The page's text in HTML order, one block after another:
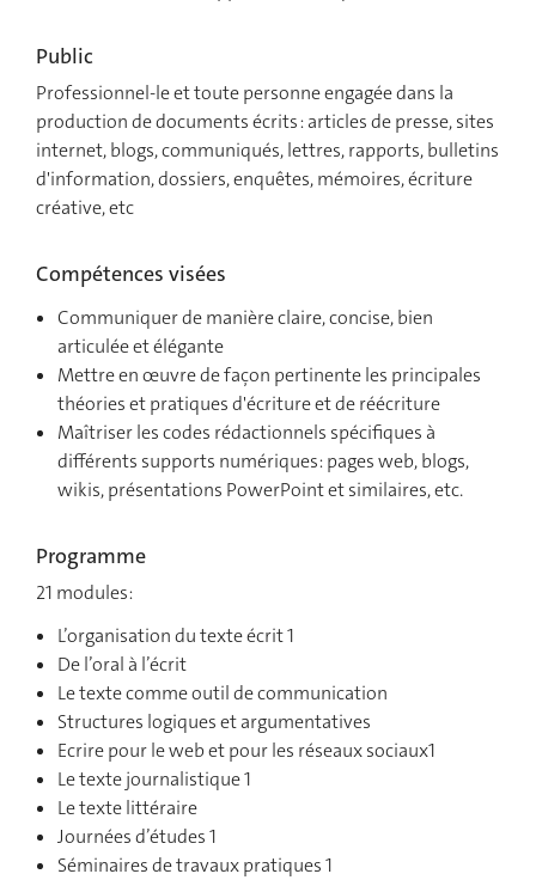
Public
Professionnel-le et toute personne engagée dans la
production de documents écrits : articles de presse, sites
internet, blogs, communiqués, lettres, rapports, bulletins
d'information, dossiers, enquêtes, mémoires, écriture
créative, etc
Compétences visées
Communiquer de manière claire, concise, bien
articulée et élégante
Mettre en œuvre de façon pertinente les principales
théories et pratiques d'écriture et de réécriture
Maîtriser les codes rédactionnels spécifiques à
différents supports numériques: pages web, blogs,
wikis, présentations PowerPoint et similaires, etc.
Programme
21 modules:
L’organisation du texte écrit 1
De l’oral à l’écrit
Le texte comme outil de communication
Structures logiques et argumentatives
Ecrire pour le web et pour les réseaux sociaux1
Le texte journalistique 1
Le texte littéraire
Journées d’études 1
Séminaires de travaux pratiques 1